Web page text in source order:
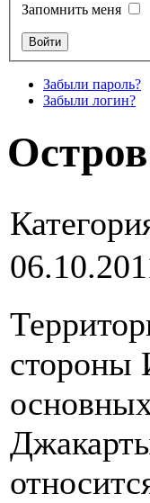
Запомнить меня
Забыли пароль?
Забыли логин?
стороны